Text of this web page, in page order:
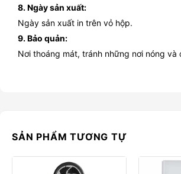
8. Ngày sản xuất:
Ngày sản xuất in trên vỏ hộp.
9. Bảo quản:
Nơi thoáng mát, tránh những nơi nóng và
SẢN PHẨM TƯƠNG TỰ